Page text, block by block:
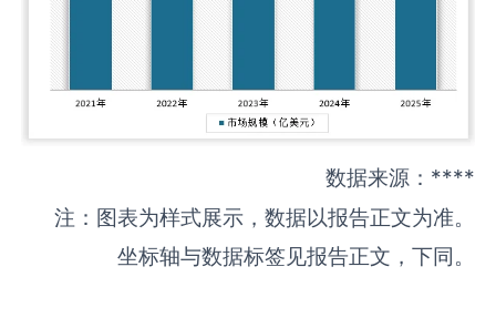
数据来源：****
注：图表为样式展示，数据以报告正文为准。
坐标轴与数据标签见报告正文，下同。